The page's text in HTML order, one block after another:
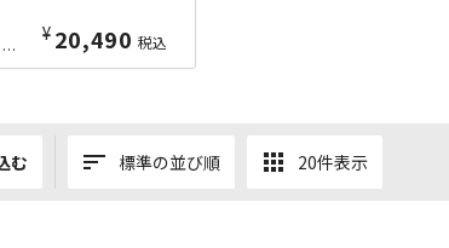
¥ 20,490 税込
5日前にランクイン！
む sort 標準の並び順 apps 20件表示